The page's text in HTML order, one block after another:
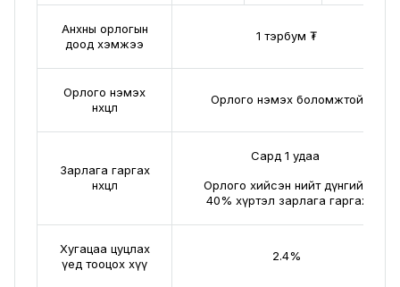
Анхны орлогын
доод хэмжээ
1 тэрбум ₮
Орлого нэмэх
нөхцөл
Орлого нэмэх боломжтой
Зарлага гаргах
нөхцөл
Сард 1 удаа
Орлого хийсэн нийт дүнгийн
40% хүртэл зарлага гаргах
Хугацаа цуцлах
үед тооцох хүү
2.4%